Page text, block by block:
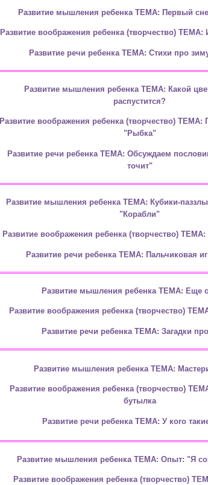
Развитие мышления ребенка ТЕМА: Первый
Развитие воображения ребенка (творчество) ТЕМА:
Развитие речи ребенка ТЕМА: Стихи про
Развитие мышления ребенка ТЕМА: Какой
распустится?
Развитие воображения ребенка (творчество) ТЕМА:
"Рыбка"
Развитие речи ребенка ТЕМА: Обсуждаем
точит"
Развитие мышления ребенка ТЕМА: Кубики-
"Корабли"
Развитие воображения ребенка (творчество)
Развитие речи ребенка ТЕМА: Пальчиковая
Развитие мышления ребенка ТЕМА: Еще
Развитие воображения ребенка (творчество)
Развитие речи ребенка ТЕМА: Загадки
Развитие мышления ребенка ТЕМА:
Развитие воображения ребенка (творчество)
бутылка
Развитие речи ребенка ТЕМА: У кого
Развитие мышления ребенка ТЕМА: Опыт: "Я
Развитие воображения ребенка (творчество)